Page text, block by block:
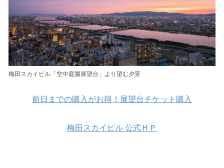
梅田スカイビル「空中庭園展望台」より望む夕景
前日までの購入がお得！展望台チケット購入
梅田スカイビル 公式ＨＰ